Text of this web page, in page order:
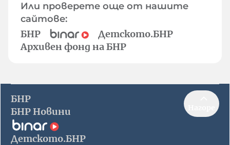
Или проверете още от нашите
сайтове:
БНР
Детското.БНР
Архивен фонд на БНР
БНР
БНР Новини
Детското.БНР